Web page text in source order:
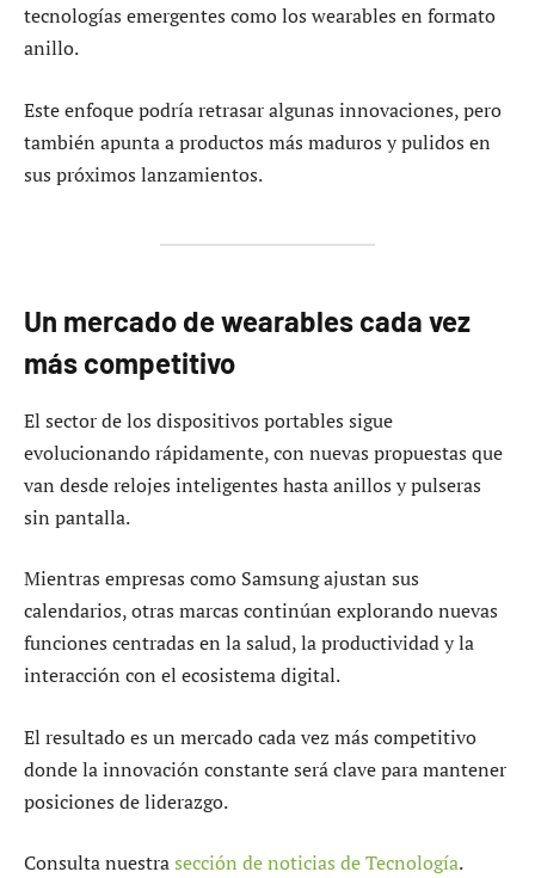
tecnologías emergentes como los wearables en formato
anillo.
Este enfoque podría retrasar algunas innovaciones, pero
también apunta a productos más maduros y pulidos en
sus próximos lanzamientos.
Un mercado de wearables cada vez
más competitivo
El sector de los dispositivos portables sigue
evolucionando rápidamente, con nuevas propuestas que
van desde relojes inteligentes hasta anillos y pulseras
sin pantalla.
Mientras empresas como Samsung ajustan sus
calendarios, otras marcas continúan explorando nuevas
funciones centradas en la salud, la productividad y la
interacción con el ecosistema digital.
El resultado es un mercado cada vez más competitivo
donde la innovación constante será clave para mantener
posiciones de liderazgo.
Consulta nuestrasección de noticias de Tecnología.